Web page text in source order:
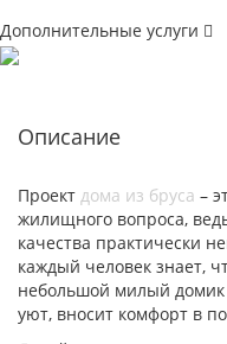
Дополнительные услуги
Описание
Проект дома из бруса –
жилищного вопроса,
качества практически
каждый человек знает,
небольшой милый домик
уют, вносит комфорт в